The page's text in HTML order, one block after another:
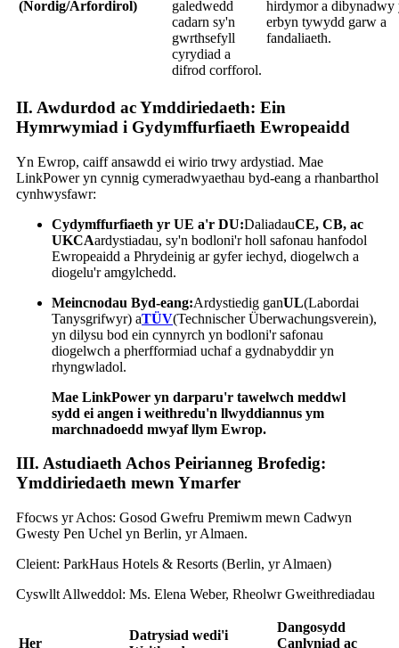
(Nordig/Arfordirol)
galedwedd
cadarn sy'n
gwrthsefyll
cyrydiad a
difrod corfforol.
hirdymor a dibynadwy
erbyn tywydd garw a
fandaliaeth.
II. Awdurdod ac Ymddiriedaeth: Ein
Hymrwymiad i Gydymffurfiaeth Ewropeaidd
Yn Ewrop, caiff ansawdd ei wirio trwy ardystiad. Mae
LinkPower yn cynnig cymeradwyaethau byd-eang a rhanbarthol
cynhwysfawr:
Cydymffurfiaeth yr UE a'r DU:DaliadauCE, CB, ac
UKCAardystiadau, sy'n bodloni'r holl safonau hanfodol
Ewropeaidd a Phrydeinig ar gyfer iechyd, diogelwch a
diogelu'r amgylchedd.
Meincnodau Byd-eang:Ardystiedig ganUL(Labordai
Tanysgrifwyr) aTÜV(Technischer Überwachungsverein),
yn dilysu bod ein cynnyrch yn bodloni'r safonau
diogelwch a pherfformiad uchaf a gydnabyddir yn
rhyngwladol.
Mae LinkPower yn darparu'r tawelwch meddwl
sydd ei angen i weithredu'n llwyddiannus ym
marchnadoedd mwyaf llym Ewrop.
III. Astudiaeth Achos Peirianneg Brofedig:
Ymddiriedaeth mewn Ymarfer
Ffocws yr Achos: Gosod Gwefru Premiwm mewn Cadwyn
Gwesty Pen Uchel yn Berlin, yr Almaen.
Cleient: ParkHaus Hotels & Resorts (Berlin, yr Almaen)
Cyswllt Allweddol: Ms. Elena Weber, Rheolwr Gweithrediadau
Her
Datrysiad wedi'i
Dangosydd
Canlyniad ac